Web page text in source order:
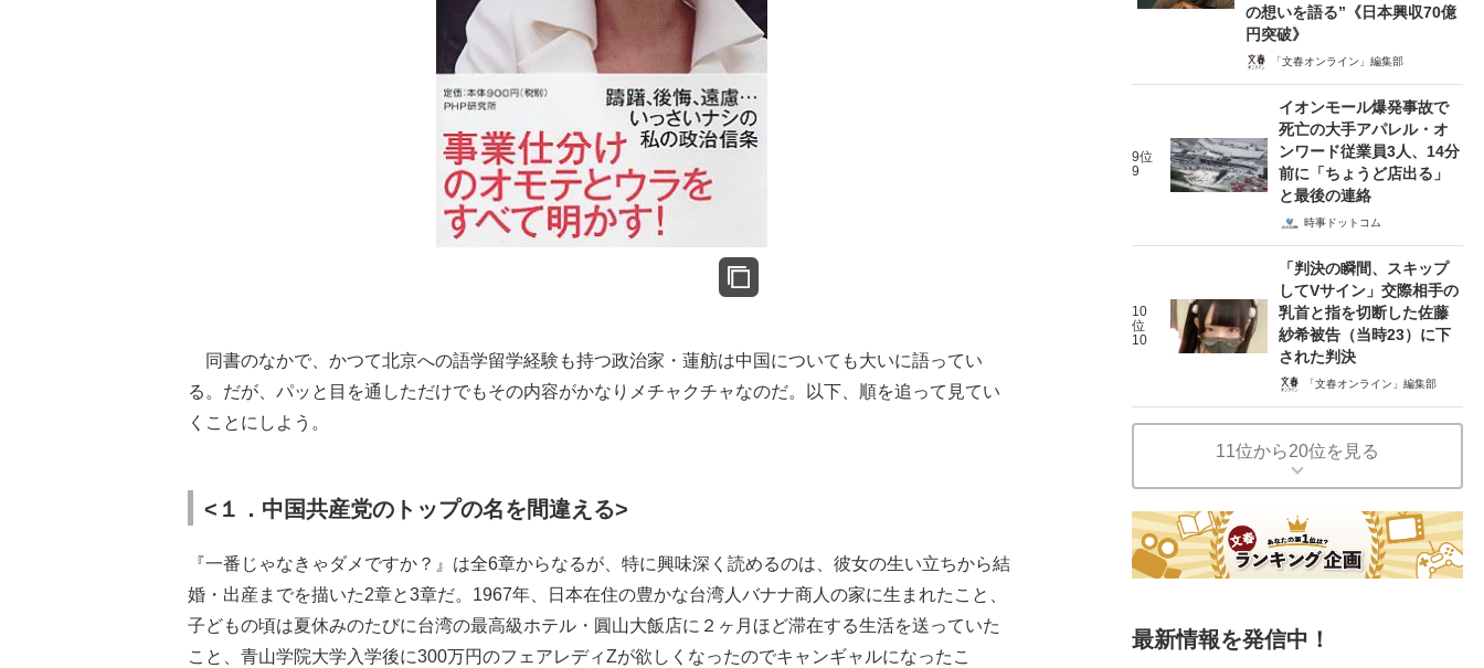
同書のなかで、かつて北京への語学留学経験も持つ政治家・蓮舫は中国についても大いに語ってい
る。だが、パッと目を通しただけでもその内容がかなりメチャクチャなのだ。以下、順を追って見てい
くことにしよう。
<１．中国共産党のトップの名を間違える>
『一番じゃなきゃダメですか？』は全6章からなるが、特に興味深く読めるのは、彼女の生い立ちから結
婚・出産までを描いた2章と3章だ。1967年、日本在住の豊かな台湾人バナナ商人の家に生まれたこと、
子どもの頃は夏休みのたびに台湾の最高級ホテル・圓山大飯店に２ヶ月ほど滞在する生活を送っていた
こと、青山学院大学入学後に300万円のフェアレディZが欲しくなったのでキャンギャルになったこ
の想いを語る”《日本興収70億
円突破》
「文春オンライン」編集部
9位
9
イオンモール爆発事故で
死亡の大手アパレル・オ
ンワード従業員3人、14分
前に「ちょうど店出る」
と最後の連絡
時事ドットコム
10
位
10
「判決の瞬間、スキップ
してVサイン」交際相手の
乳首と指を切断した佐藤
紗希被告（当時23）に下
された判決
「文春オンライン」編集部
11位から20位を見る
最新情報を発信中！